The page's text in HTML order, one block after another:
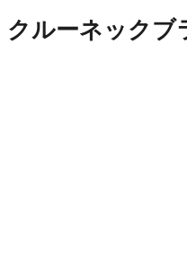
ルーネックブ